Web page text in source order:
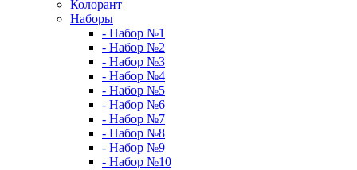
Колорант
Наборы
- Набор №1
- Набор №2
- Набор №3
- Набор №4
- Набор №5
- Набор №6
- Набор №7
- Набор №8
- Набор №9
- Набор №10